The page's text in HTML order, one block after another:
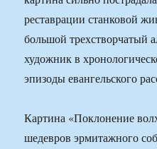
реставрации станковой
большой трехстворчатый
художник в
эпизоды евангельского
Картина «Поклонение
шедевров эрмитажного